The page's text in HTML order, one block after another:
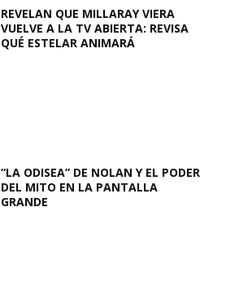
REVELAN QUE MILLARAY VIERA
VUELVE A LA TV ABIERTA: REVISA
QUÉ ESTELAR ANIMARÁ
“LA ODISEA” DE NOLAN Y EL PODER
DEL MITO EN LA PANTALLA
GRANDE